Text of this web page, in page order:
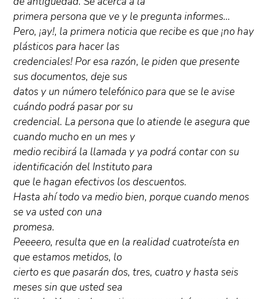
primera persona que ve y le pregunta informes…
Pero, ¡ay!, la primera noticia que recibe es que ¡no hay
plásticos para hacer las
credenciales! Por esa razón, le piden que presente
sus documentos, deje sus
datos y un número telefónico para que se le avise
cuándo podrá pasar por su
credencial. La persona que lo atiende le asegura que
cuando mucho en un mes y
medio recibirá la llamada y ya podrá contar con su
identificación del Instituto para
que le hagan efectivos los descuentos.
Hasta ahí todo va medio bien, porque cuando menos
se va usted con una
promesa.
Peeeero, resulta que en la realidad cuatroteísta en
que estamos metidos, lo
cierto es que pasarán dos, tres, cuatro y hasta seis
meses sin que usted sea